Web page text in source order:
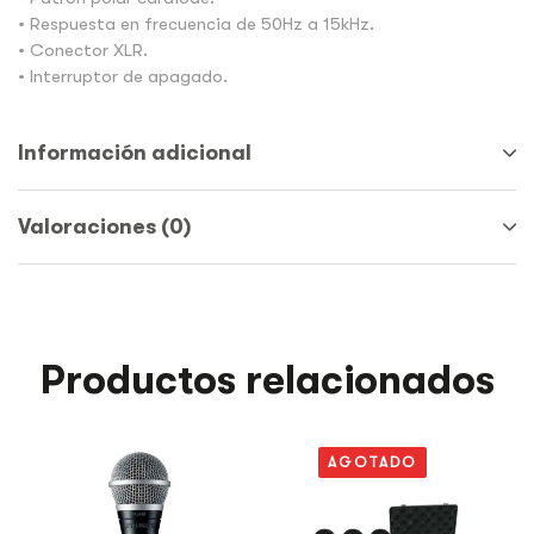
• Respuesta en frecuencia de 50Hz a 15kHz.
• Conector XLR.
• Interruptor de apagado.
Información adicional
Valoraciones (0)
Productos relacionados
AGOTADO